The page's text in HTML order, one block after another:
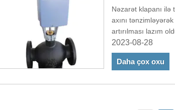
Nəzarət klapanı
axını
artırılması lazım
olunan mühitə
2023-08-28
Daha çox oxu